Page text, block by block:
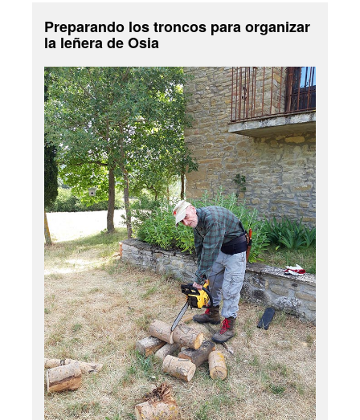
Preparando los troncos para organizar
la leñera de Osia